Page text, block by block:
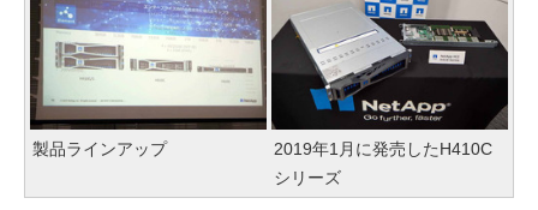
製品ラインアップ
2019年1月に発売したH410C
シリーズ